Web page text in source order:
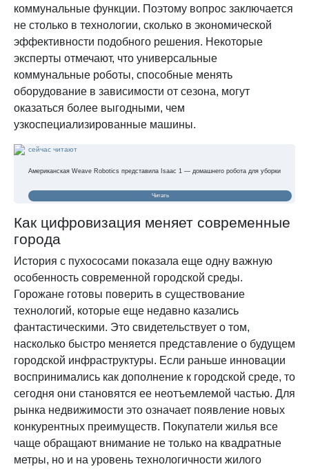
коммунальные функции. Поэтому вопрос заключается
не столько в технологии, сколько в экономической
эффективности подобного решения. Некоторые
эксперты отмечают, что универсальные
коммунальные роботы, способные менять
оборудование в зависимости от сезона, могут
оказаться более выгодными, чем
узкоспециализированные машины.
сейчас читают
Американская Weave Robotics представила Isaac 1 — домашнего робота для уборки
Читать
Как цифровизация меняет современные
города
История с пухососами показала еще одну важную
особенность современной городской среды.
Горожане готовы поверить в существование
технологий, которые еще недавно казались
фантастическими. Это свидетельствует о том,
насколько быстро меняется представление о будущем
городской инфраструктуры. Если раньше инновации
воспринимались как дополнение к городской среде, то
сегодня они становятся ее неотъемлемой частью. Для
рынка недвижимости это означает появление новых
конкурентных преимуществ. Покупатели жилья все
чаще обращают внимание не только на квадратные
метры, но и на уровень технологичности жилого